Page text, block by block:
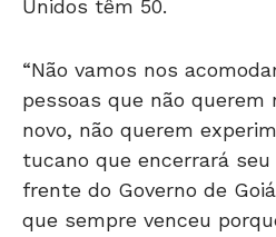
Unidos têm 50.
“Não vamos nos
pessoas que não querem
novo, não querem
tucano que encerrará
frente do Governo de
que sempre venceu